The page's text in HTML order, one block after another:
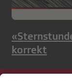
korrekt